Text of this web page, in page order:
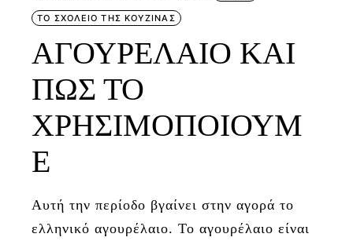
ΤΟ ΣΧΟΛΕΙΟ ΤΗΣ ΚΟΥΖΙΝΑΣ
ΑΓΟΥΡΕΛΑΙΟ ΚΑΙ
ΠΩΣ ΤΟ
ΧΡΗΣΙΜΟΠΟΙΟΥΜ
Ε
Αυτή την περίοδο βγαίνει στην αγορά το
ελληνικό αγουρέλαιο. Το αγουρέλαιο είναι